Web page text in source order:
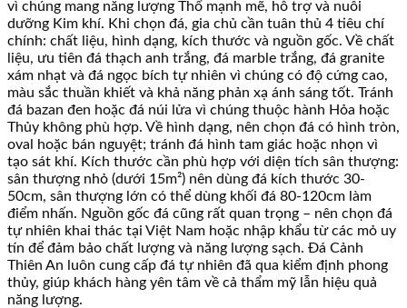
vì chúng mang năng lượng Thổ mạnh mẽ, hỗ trợ và nuôi
dưỡng Kim khí. Khi chọn đá, gia chủ cần tuân thủ 4 tiêu chí
chính: chất liệu, hình dạng, kích thước và nguồn gốc. Về chất
liệu, ưu tiên đá thạch anh trắng, đá marble trắng, đá granite
xám nhạt và đá ngọc bích tự nhiên vì chúng có độ cứng cao,
màu sắc thuần khiết và khả năng phản xạ ánh sáng tốt. Tránh
đá bazan đen hoặc đá núi lửa vì chúng thuộc hành Hỏa hoặc
Thủy không phù hợp. Về hình dạng, nên chọn đá có hình tròn,
oval hoặc bán nguyệt; tránh đá hình tam giác hoặc nhọn vì
tạo sát khí. Kích thước cần phù hợp với diện tích sân thượng:
sân thượng nhỏ (dưới 15m²) nên dùng đá kích thước 30-
50cm, sân thượng lớn có thể dùng khối đá 80-120cm làm
điểm nhấn. Nguồn gốc đá cũng rất quan trọng – nên chọn đá
tự nhiên khai thác tại Việt Nam hoặc nhập khẩu từ các mỏ uy
tín để đảm bảo chất lượng và năng lượng sạch. Đá Cảnh
Thiên An luôn cung cấp đá tự nhiên đã qua kiểm định phong
thủy, giúp khách hàng yên tâm về cả thẩm mỹ lẫn hiệu quả
năng lượng.